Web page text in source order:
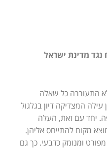
התעוררה כל שאלה
עילה המצדיקה דיון בגלגול
יחד עם זאת, העלה
מקום להתייחס אליהן.
ומנומק כדבעי. כך גם